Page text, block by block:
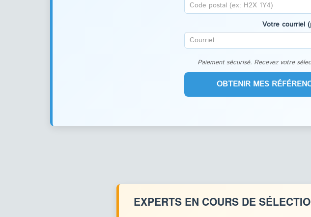
Votre courriel
Paiement sécurisé. Recevez votre
EXPERTS EN COURS DE